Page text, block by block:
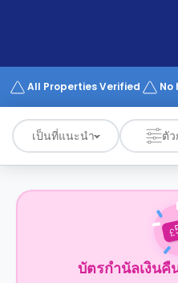
Works
All Properties Verified No
เป็นที่แนะนำ ตัว
£
บัตรกำนัลเงิน